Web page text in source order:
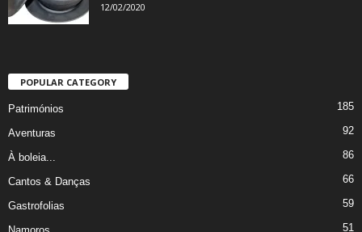
12/02/2020
POPULAR CATEGORY
Patrimónios 185
Aventuras 92
À boleia... 86
Cantos & Danças 66
Gastrofolias 59
51